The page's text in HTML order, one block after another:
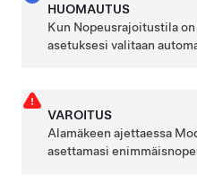
HUOMAUTUS
Kun Nopeusrajoitustila
asetuksesi valitaan
VAROITUS
Alamäkeen ajettaessa
asettamasi